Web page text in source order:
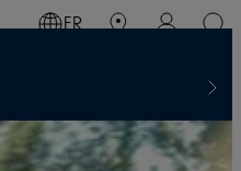
FR